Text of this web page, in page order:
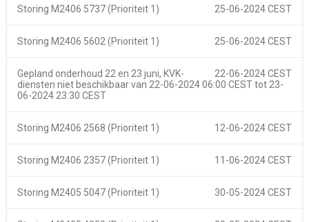
25-06-2024 CEST
Storing M2406 5737 (Prioriteit 1)
25-06-2024 CEST
Storing M2406 5602 (Prioriteit 1)
22-06-2024 CEST
Gepland onderhoud 22 en 23 juni, KVK-
diensten niet beschikbaar van 22-06-2024 06:00 CESTtot 23-
06-2024 23:30 CEST
12-06-2024 CEST
Storing M2406 2568 (Prioriteit 1)
11-06-2024 CEST
Storing M2406 2357 (Prioriteit 1)
30-05-2024 CEST
Storing M2405 5047 (Prioriteit 1)